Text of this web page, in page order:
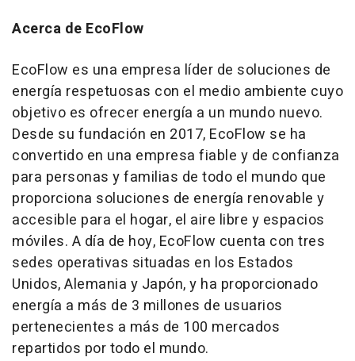
Acerca de EcoFlow
EcoFlow es una empresa líder de soluciones de
energía respetuosas con el medio ambiente cuyo
objetivo es ofrecer energía a un mundo nuevo.
Desde su fundación en 2017, EcoFlow se ha
convertido en una empresa fiable y de confianza
para personas y familias de todo el mundo que
proporciona soluciones de energía renovable y
accesible para el hogar, el aire libre y espacios
móviles. A día de hoy, EcoFlow cuenta con tres
sedes operativas situadas en los Estados
Unidos, Alemania y Japón, y ha proporcionado
energía a más de 3 millones de usuarios
pertenecientes a más de 100 mercados
repartidos por todo el mundo.